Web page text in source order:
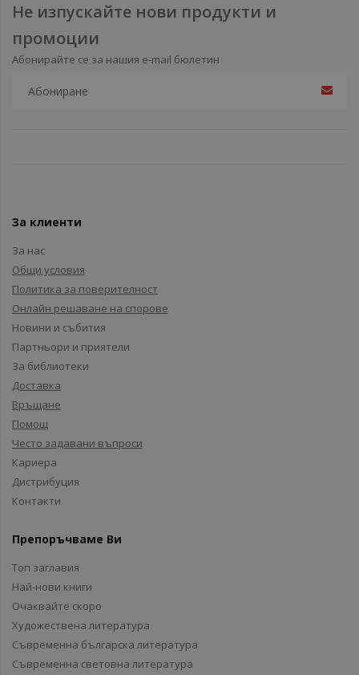
Не изпускайте нови продукти и
промоции
Абонирайте се за нашия e-mail бюлетин
За клиенти
За нас
Общи условия
Политика за поверителност
Онлайн решаване на спорове
Новини и събития
Партньори и приятели
За библиотеки
Доставка
Връщане
Помощ
Често задавани въпроси
Кариера
Дистрибуция
Контакти
Препоръчваме Ви
Топ заглавия
Най-нови книги
Очаквайте скоро
Художествена литература
Съвременна българска литература
Съвременна световна литература